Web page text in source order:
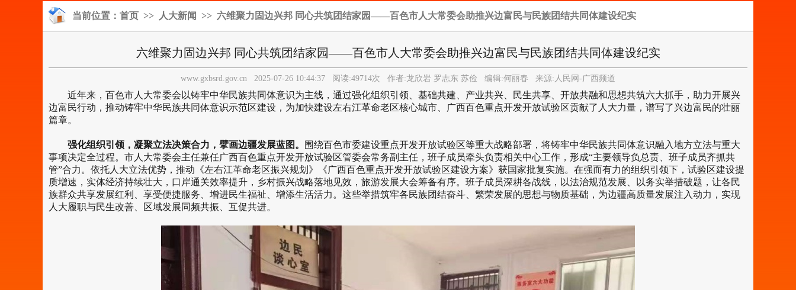
当前位置： 首页 >> 人大新闻 >> 六维聚力固边兴邦 同心共筑团结家园——百色市人大常委会助推兴边富民与民族团结共同体建设纪实
六维聚力固边兴邦 同心共筑团结家园——百色市人大常委会助推兴边富民与民族团结共同体建设纪实
www.gxbsrd.gov.cn 2025-07-26 10:44:37 阅读:49714次 作者:龙欣岩 罗志东 苏俭 编辑:何丽春 来源: 人民网-广西频道
近年来，百色市人大常委会以铸牢中华民族共同体意识为主线，通过强化组织引领、基础共建、产业共兴、民生共享、开放共融和思想共筑六大抓手，助力开展兴
边富民行动，推动铸牢中华民族共同体意识示范区建设，为加快建设左右江革命老区核心城市、广西百色重点开发开放试验区贡献了人大力量，谱写了兴边富民的壮丽
篇章。
强化组织引领，凝聚立法决策合力，擘画边疆发展蓝图。
围绕百色市委建设重点开发开放试验区等重大战略部署，将铸牢中华民族共同体意识融入地方立法与重大
事项决定全过程。市人大常委会主任兼任广西百色重点开发开放试验区管委会常务副主任，班子成员牵头负责相关中心工作，形成“主要领导负总责、班子成员齐抓共
管”合力。依托人大立法优势，推动《左右江革命老区振兴规划》《广西百色重点开发开放试验区建设方案》获国家批复实施。在强而有力的组织引领下，试验区建设提
质增速，实体经济持续壮大，口岸通关效率提升，乡村振兴战略落地见效，旅游发展大会筹备有序。班子成员深耕各战线，以法治规范发展、以务实举措破题，让各民
族群众共享发展红利、享受便捷服务、增进民生福祉、增添生活活力。这些举措筑牢各民族团结奋斗、繁荣发展的思想与物质基础，为边疆高质量发展注入动力，实现
人大履职与民生改善、区域发展同频共振、互促共进。